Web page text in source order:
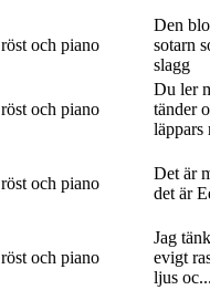
röst och piano
Den
sotarn
slagg
röst och piano
Du ler
tänder
läppars
röst och piano
Det är
det är
röst och piano
Jag
evigt
ljus